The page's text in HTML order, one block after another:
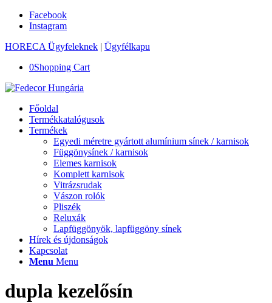
Facebook
Instagram
HORECA Ügyfeleknek | Ügyfélkapu
0Shopping Cart
Főoldal
Termékkatalógusok
Termékek
Egyedi méretre gyártott alumínium sínek / karnisok
Függönysínek / karnisok
Elemes karnisok
Komplett karnisok
Vitrázsrudak
Vászon rolók
Pliszék
Reluxák
Lapfüggönyök, lapfüggöny sínek
Hírek és újdonságok
Kapcsolat
Menu Menu
dupla kezelősín